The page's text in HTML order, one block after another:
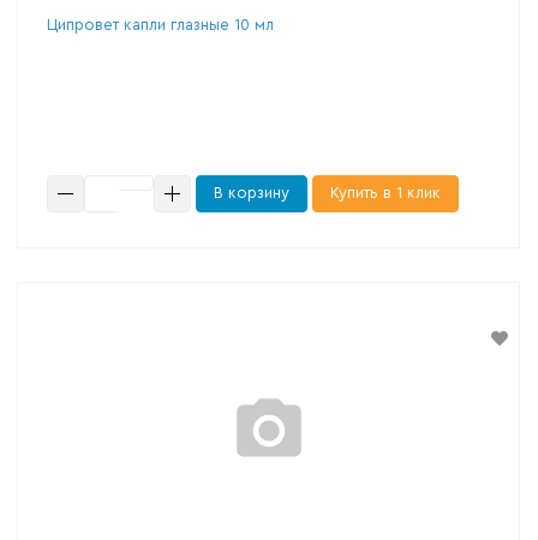
Ципровет капли глазные 10 мл
В корзину Купить в 1 клик